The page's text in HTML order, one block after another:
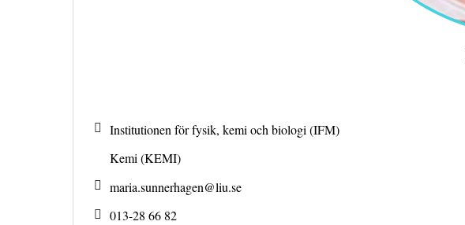
Institutionen för fysik, kemi och biologi (IFM)
Kemi (KEMI)
maria.sunnerhagen@liu.se
013-28 66 82